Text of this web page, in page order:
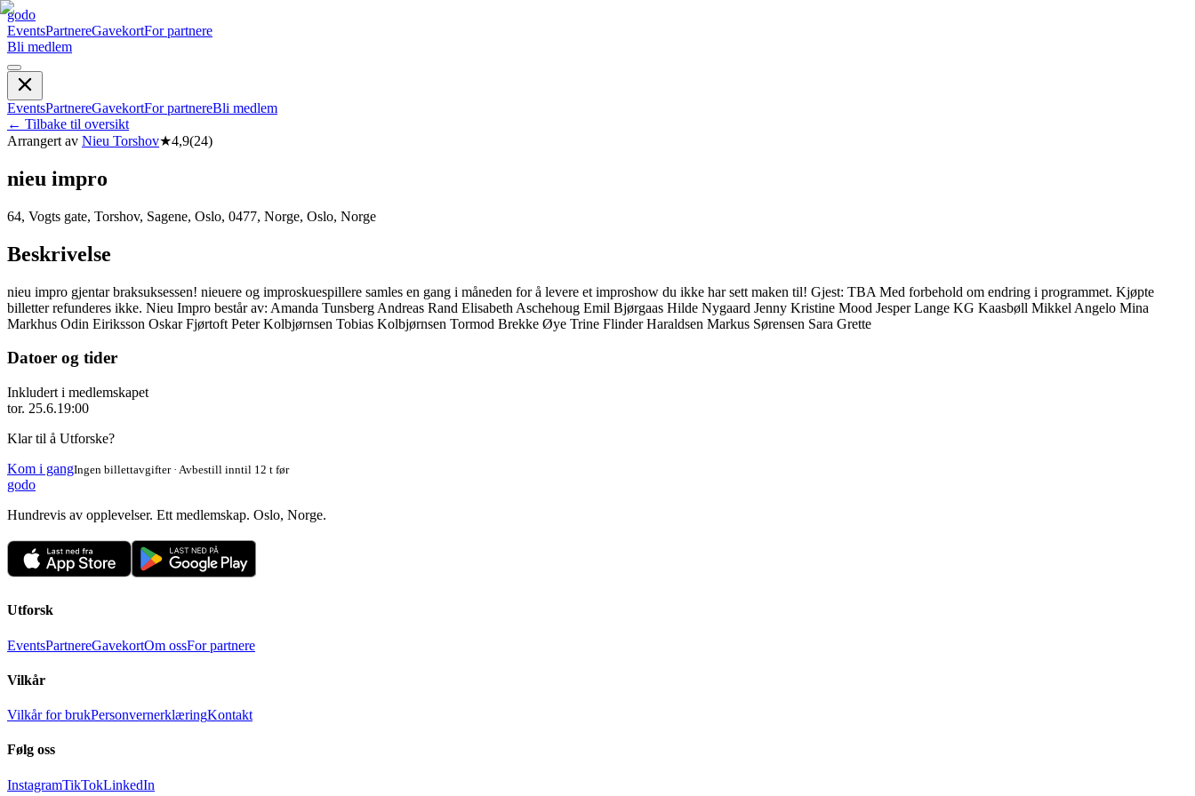
godo
EventsPartnereGavekortFor partnere
Bli medlem
EventsPartnereGavekortFor partnereBli medlem
← Tilbake til oversikt
Arrangert av Nieu Torshov★4,9(24)
nieu impro
64, Vogts gate, Torshov, Sagene, Oslo, 0477, Norge, Oslo, Norge
Beskrivelse
nieu impro gjentar braksuksessen! nieuere og improskuespillere samles en gang i måneden for å levere et improshow du ikke har sett maken til! Gjest: TBA Med forbehold om endring i programmet. Kjøpte
billetter refunderes ikke. Nieu Impro består av: Amanda Tunsberg Andreas Rand Elisabeth Aschehoug Emil Bjørgaas Hilde Nygaard Jenny Kristine Mood Jesper Lange KG Kaasbøll Mikkel Angelo Mina
Markhus Odin Eiriksson Oskar Fjørtoft Peter Kolbjørnsen Tobias Kolbjørnsen Tormod Brekke Øye Trine Flinder Haraldsen Markus Sørensen Sara Grette
Datoer og tider
Inkludert i medlemskapet
tor. 25.6.19:00
Klar til å Utforske?
Kom i gangIngen billettavgifter · Avbestill inntil 12 t før
godo
Hundrevis av opplevelser. Ett medlemskap. Oslo, Norge.
Utforsk
EventsPartnereGavekortOm ossFor partnere
Vilkår
Vilkår for brukPersonvernerklæringKontakt
Følg oss
InstagramTikTokLinkedIn